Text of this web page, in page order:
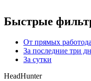
Быстрые
От прямых
За последние три
За сутки
HeadHunter